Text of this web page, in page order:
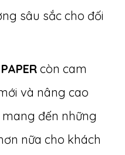
sâu sắc cho đối
còn cam
và nâng cao
đến những
nữa cho khách